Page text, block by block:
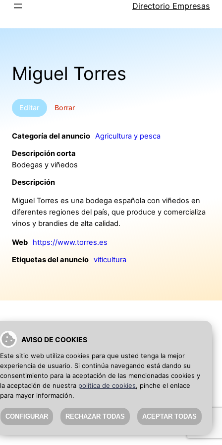
AVISO DE COOKIES
Este sitio web utiliza cookies para que usted tenga la mejor
experiencia de usuario. Si continúa navegando está dando su
consentimiento para la aceptación de las mencionadas cookies y
la aceptación de nuestra política de cookies, pinche el enlace
para mayor información.
CONFIGURAR RECHAZAR TODAS ACEPTAR TODAS
Saltar
Directorio Empresas
Miguel Torres
Editar Borrar
Categoría del anuncio Agricultura y pesca
Descripción corta
Bodegas y viñedos
Descripción
Miguel Torres es una bodega española con viñedos en
diferentes regiones del país, que produce y comercializa
vinos y brandies de alta calidad.
Web
https://www.torres.es
Etiquetas del anuncio viticultura
VOLVER A INICIO
SEO Blog ·Aviso Legal·Política de privacidad